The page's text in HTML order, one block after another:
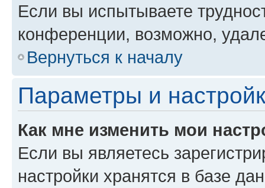
Если вы испытываете
конференции, возможно,
Вернуться к началу
Параметры и
Как мне изменить мои
Если вы являетесь
настройки хранятся в базе